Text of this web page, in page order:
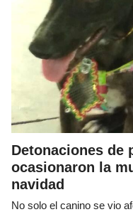
Detonaciones de
ocasionaron la
navidad
No solo el canino se vio